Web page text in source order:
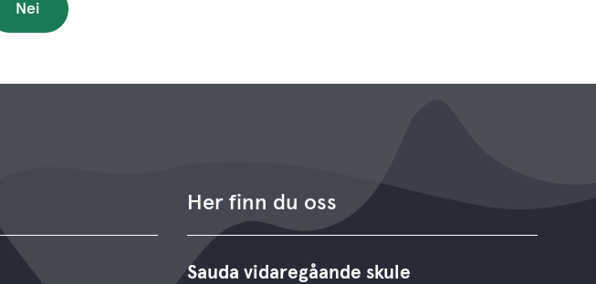
Nei
Her finn du oss
Sauda vidaregåande skule